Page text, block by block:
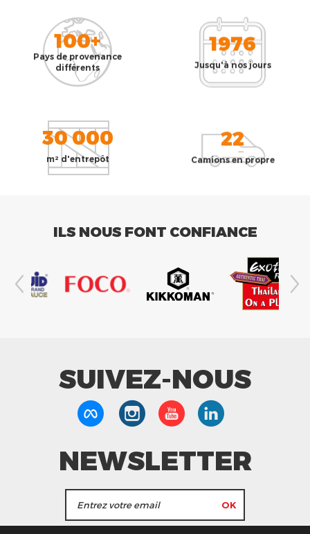
100+
Pays de provenance
différents
1976
Jusqu'à nos jours
30 000
m² d'entrepôt
22
Camions en propre
ILS NOUS FONT CONFIANCE
SUIVEZ-NOUS
NEWSLETTER